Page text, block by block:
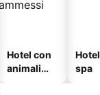
Hotel con
animali
spa